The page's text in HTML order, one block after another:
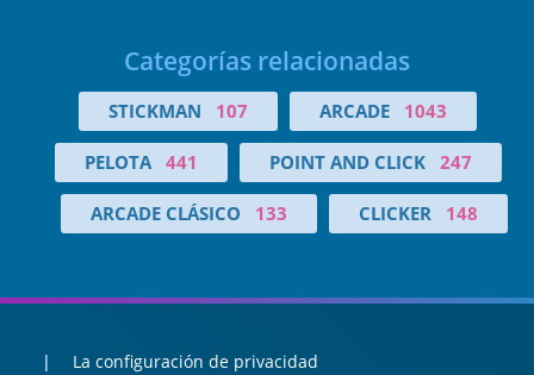
Categorías relacionadas
STICKMAN 107 ARCADE 1043
PELOTA 441 POINT AND CLICK 247
ARCADE CLÁSICO 133 CLICKER 148
La configuración de privacidad